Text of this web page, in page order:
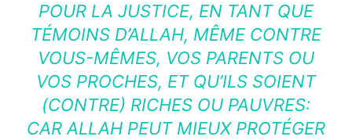
POUR LA JUSTICE, EN TANT QUE
TÉMOINS D’ALLAH, MÊME CONTRE
VOUS-MÊMES, VOS PARENTS OU
VOS PROCHES, ET QU’ILS SOIENT
(CONTRE) RICHES OU PAUVRES:
CAR ALLAH PEUT MIEUX PROTÉGER